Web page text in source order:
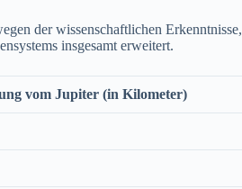
der wissenschaftlichen Erkenntnisse,
insgesamt erweitert.
vom Jupiter (in Kilometer)